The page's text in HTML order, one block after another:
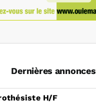
Dernières annonces
H/F